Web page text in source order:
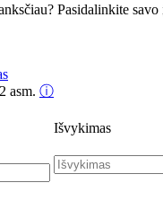
Pasidalinkite
asm. ⓘ
Išvykimas